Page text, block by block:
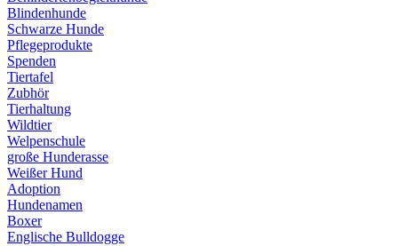
Blindenhunde
Schwarze Hunde
Pflegeprodukte
Spenden
Tiertafel
Zubhör
Tierhaltung
Wildtier
Welpenschule
große Hunderasse
Weißer Hund
Adoption
Hundenamen
Boxer
Englische Bulldogge